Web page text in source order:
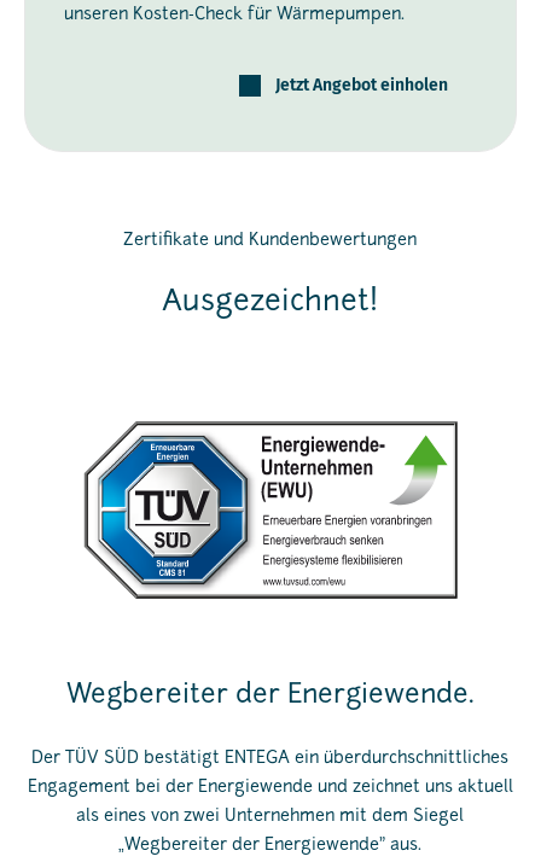
unseren Kosten-Check für Wärmepumpen.
Jetzt Angebot einholen
Zertifikate und Kundenbewertungen
Ausgezeichnet!
Wegbereiter der Energiewende.
Der TÜV SÜD bestätigt ENTEGA ein überdurchschnittliches
Engagement bei der Energiewende und zeichnet uns aktuell
als eines von zwei Unternehmen mit dem Siegel
„Wegbereiter der Energiewende" aus.